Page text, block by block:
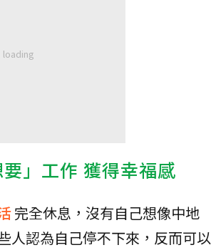
」工作 獲得幸福感
完全休息，沒有自己想像中地
人認為自己停不下來，反而可以